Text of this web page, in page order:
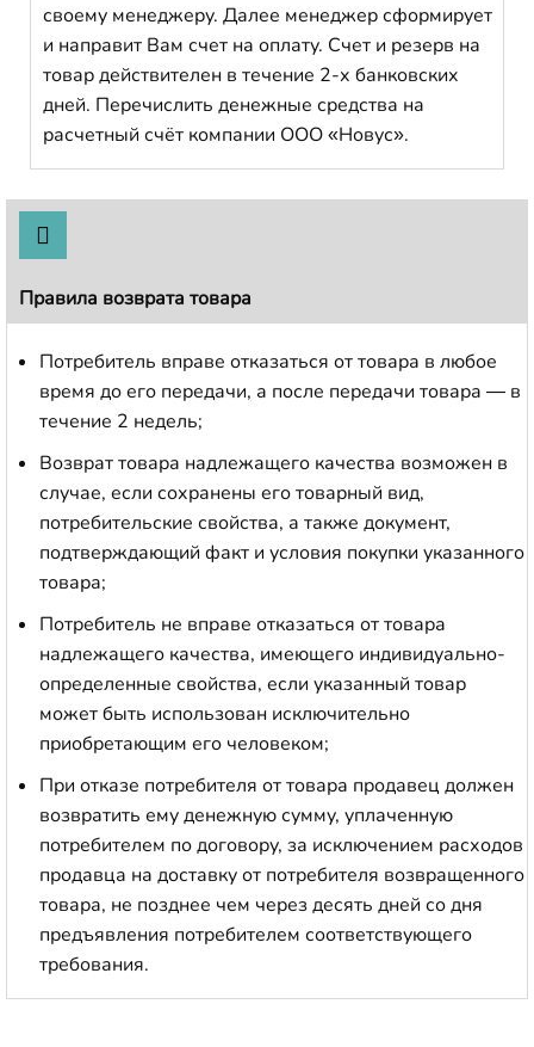
своему менеджеру. Далее менеджер сформирует
и направит Вам счет на оплату. Счет и резерв на
товар действителен в течение 2-х банковских
дней. Перечислить денежные средства на
расчетный счёт компании ООО «Новус».
Правила возврата товара
Потребитель вправе отказаться от товара в любое
время до его передачи, а после передачи товара — в
течение 2 недель;
Возврат товара надлежащего качества возможен в
случае, если сохранены его товарный вид,
потребительские свойства, а также документ,
подтверждающий факт и условия покупки указанного
товара;
Потребитель не вправе отказаться от товара
надлежащего качества, имеющего индивидуально-
определенные свойства, если указанный товар
может быть использован исключительно
приобретающим его человеком;
При отказе потребителя от товара продавец должен
возвратить ему денежную сумму, уплаченную
потребителем по договору, за исключением расходов
продавца на доставку от потребителя возвращенного
товара, не позднее чем через десять дней со дня
предъявления потребителем соответствующего
требования.